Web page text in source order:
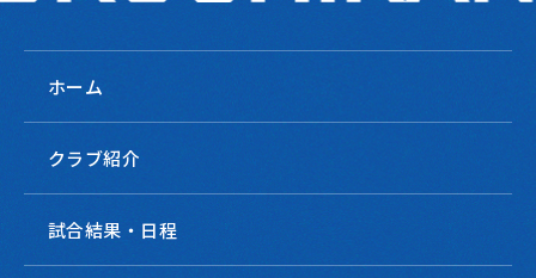
ホーム
クラブ紹介
試合結果・日程